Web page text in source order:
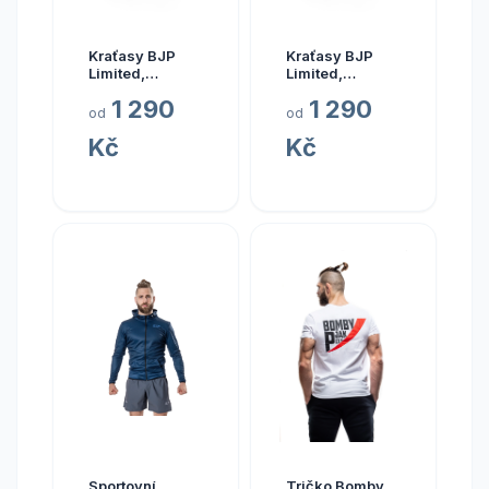
Kraťasy BJP
Limited,
Velikost: XL
od 1 290
Kč
Kraťasy BJP
Limited,
Velikost: S
od 1 290
Kč